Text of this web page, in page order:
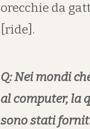
orecchie da
[ride].
Q: Nei mondi
al computer, la
sono stati